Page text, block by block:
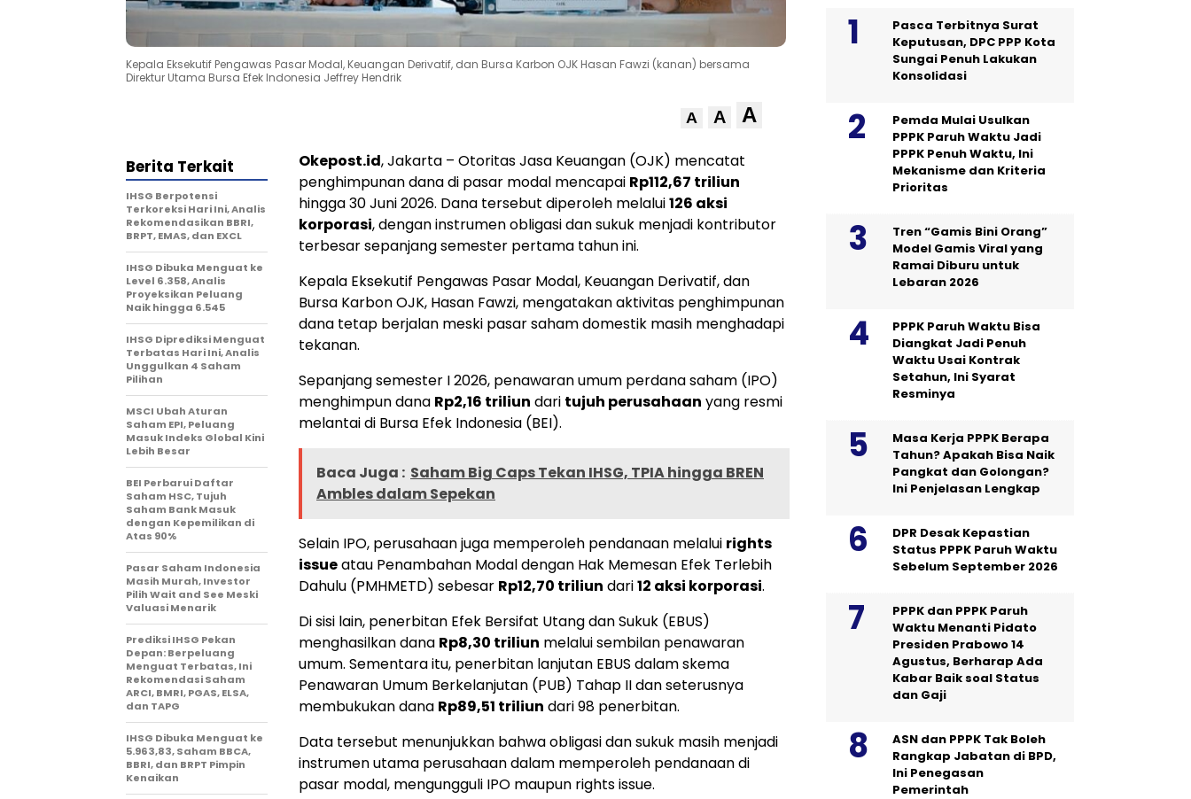
Kepala Eksekutif Pengawas Pasar Modal, Keuangan Derivatif, dan Bursa Karbon OJK Hasan Fawzi (kanan) bersama
Direktur Utama Bursa Efek Indonesia Jeffrey Hendrik
A A A
Okepost.id, Jakarta – Otoritas Jasa Keuangan (OJK) mencatat
penghimpunan dana di pasar modal mencapai Rp112,67 triliun
hingga 30 Juni 2026. Dana tersebut diperoleh melalui126 aksi
korporasi, dengan instrumen obligasi dan sukuk menjadi kontributor
terbesar sepanjang semester pertama tahun ini.
Kepala Eksekutif Pengawas Pasar Modal, Keuangan Derivatif, dan
Bursa Karbon OJK, Hasan Fawzi, mengatakan aktivitas penghimpunan
dana tetap berjalan meski pasar saham domestik masih menghadapi
tekanan.
Sepanjang semester I 2026, penawaran umum perdana saham (IPO)
menghimpun dana Rp2,16 triliun dari tujuh perusahaan yang resmi
melantai di Bursa Efek Indonesia (BEI).
Baca Juga : Saham Big Caps Tekan IHSG, TPIA hingga BREN
Ambles dalam Sepekan
Selain IPO, perusahaan juga memperoleh pendanaan melalui rights
issueatau Penambahan Modal dengan Hak Memesan Efek Terlebih
Dahulu (PMHMETD) sebesar Rp12,70 triliun dari12 aksi korporasi.
Di sisi lain, penerbitan Efek Bersifat Utang dan Sukuk (EBUS)
menghasilkan dana Rp8,30 triliun melalui sembilan penawaran
umum. Sementara itu, penerbitan lanjutan EBUS dalam skema
Penawaran Umum Berkelanjutan (PUB) Tahap II dan seterusnya
membukukan dana Rp89,51 triliun dari 98 penerbitan.
Data tersebut menunjukkan bahwa obligasi dan sukuk masih menjadi
instrumen utama perusahaan dalam memperoleh pendanaan di
pasar modal, mengungguli IPO maupun rights issue.
Berita Terkait
IHSG Berpotensi
Terkoreksi Hari Ini, Analis
Rekomendasikan BBRI,
BRPT, EMAS, dan EXCL
IHSG Dibuka Menguat ke
Level 6.358, Analis
Proyeksikan Peluang
Naik hingga 6.545
IHSG Diprediksi Menguat
Terbatas Hari Ini, Analis
Unggulkan 4 Saham
Pilihan
MSCI Ubah Aturan
Saham EPI, Peluang
Masuk Indeks Global Kini
Lebih Besar
BEI Perbarui Daftar
Saham HSC, Tujuh
Saham Bank Masuk
dengan Kepemilikan di
Atas 90%
Pasar Saham Indonesia
Masih Murah, Investor
Pilih Wait and See Meski
Valuasi Menarik
Prediksi IHSG Pekan
Depan: Berpeluang
Menguat Terbatas, Ini
Rekomendasi Saham
ARCI, BMRI, PGAS, ELSA,
dan TAPG
IHSG Dibuka Menguat ke
5.963,83, Saham BBCA,
BBRI, dan BRPT Pimpin
Kenaikan
Pasca Terbitnya Surat
Keputusan, DPC PPP Kota
Sungai Penuh Lakukan
Konsolidasi
Pemda Mulai Usulkan
PPPK Paruh Waktu Jadi
PPPK Penuh Waktu, Ini
Mekanisme dan Kriteria
Prioritas
Tren “Gamis Bini Orang”
Model Gamis Viral yang
Ramai Diburu untuk
Lebaran 2026
PPPK Paruh Waktu Bisa
Diangkat Jadi Penuh
Waktu Usai Kontrak
Setahun, Ini Syarat
Resminya
Masa Kerja PPPK Berapa
Tahun? Apakah Bisa Naik
Pangkat dan Golongan?
Ini Penjelasan Lengkap
DPR Desak Kepastian
Status PPPK Paruh Waktu
Sebelum September 2026
PPPK dan PPPK Paruh
Waktu Menanti Pidato
Presiden Prabowo 14
Agustus, Berharap Ada
Kabar Baik soal Status
dan Gaji
ASN dan PPPK Tak Boleh
Rangkap Jabatan di BPD,
Ini Penegasan
Pemerintah